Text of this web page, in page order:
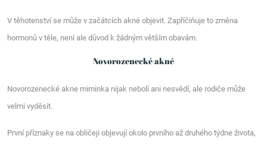
V těhotenství se může v začátcích akné objevit. Zapříčiňuje to změna
hormonů v těle, není ale důvod k žádným větším obavám.
Novorozenecké akné
Novorozenecké akne miminka nijak nebolí ani nesvědí, ale rodiče může
velmi vyděsit.
První příznaky se na obličeji objevují okolo prvního až druhého týdne života,